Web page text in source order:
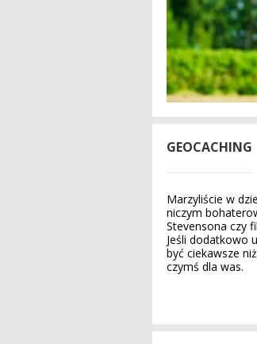
GEOCACHING
Marzyliście w
niczym
Stevensona czy
Jeśli dodatkowo
być ciekawsze
czymś dla was.